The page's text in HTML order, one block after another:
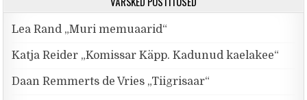
Lea Rand „Muri memuaarid“
Katja Reider „Komissar Käpp. Kadunud kaelakee“
Daan Remmerts de Vries „Tiigrisaar“